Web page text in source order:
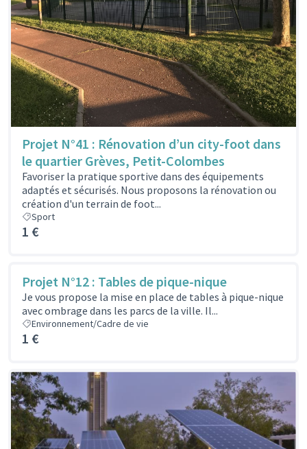
Projet N°41 : Rénovation d’un city-foot dans
le quartier Grèves, Petit-Colombes
Favoriser la pratique sportive dans des équipements
adaptés et sécurisés. Nous proposons la rénovation ou
création d'un terrain de foot...
Sport
1 €
Projet N°12 : Tables de pique-nique
Je vous propose la mise en place de tables à pique-nique
avec ombrage dans les parcs de la ville. Il...
Environnement/Cadre de vie
1 €